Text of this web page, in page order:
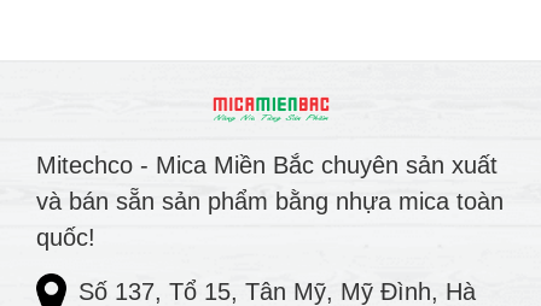
Mitechco - Mica Miền Bắc chuyên sản xuất
và bán sẵn sản phẩm bằng nhựa mica toàn
quốc!
Số 137, Tổ 15, Tân Mỹ, Mỹ Đình, Hà